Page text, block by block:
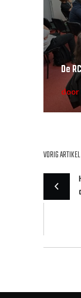
De
door
VORIG ARTIKEL